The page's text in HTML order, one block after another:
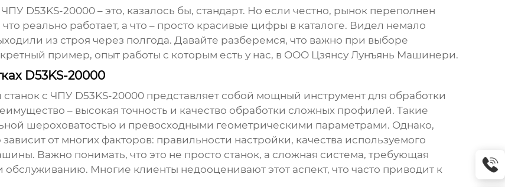
D53KS-20000– это, казалось бы, стандарт. Но если честно, рынок переполнен
реально работает, а что – просто красивые цифры в каталоге. Видел немало
из строя через полгода. Давайте разберемся, что важно при выборе
пример, опыт работы с которым есть у нас, в ООО Цзянсу Лунъянь Машинери.
D53KS-20000
с ЧПУ D53KS-20000представляет собой мощный инструмент для обработки
– высокая точность и качество обработки сложных профилей. Такие
шероховатостью и превосходными геометрическими параметрами. Однако,
от многих факторов: правильности настройки, качества используемого
Важно понимать, что это не просто станок, а сложная система, требующая
Многие клиенты недооценивают этот аспект, что часто приводит к